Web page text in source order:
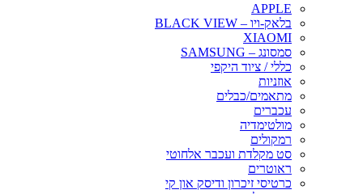
APPLE
בלאק-ויו – BLACK VIEW
XIAOMI
סמסונג – SAMSUNG
כללי / ציוד היקפי
אוזניות
מתאמים/כבלים
עכברים
מולטימדיה
רמקולים
סט מקלדת ועכבר אלחוטי
ראוטרים
כרטיסי זיכרון ודיסק און קי